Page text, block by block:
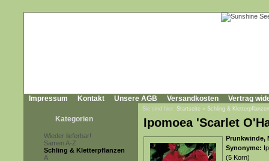
Impressum Kontakt Unsere AGB Versandkosten Vertrag
Kategorien
Wieder lieferbar!
Samen A-Z
Schling & Kletterpflanzen
A
Sie sind hier: Startseite » Schling & Kletterpflanzen
Ipomoea 'Scarlet
Prunkwinde,
Synonyme:
(5 Korn)